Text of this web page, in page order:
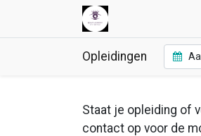
Opleidingen
Staat je opleiding of
contact op voor de